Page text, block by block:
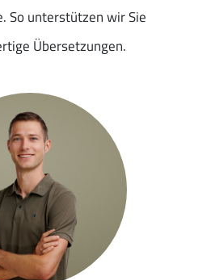
So unterstützen wir Sie
Übersetzungen.